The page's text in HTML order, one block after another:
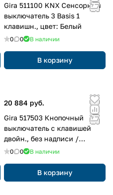
Gira 511100 KNX Сенсорный
выключатель 3 Basis 1
клавишн., цвет: Белый
0 0 В наличии
В корзину
20 884 руб.
Gira 517503 Кнопочный
выключатель с клавишей
двойн., без надписи /
символы стрелки для Gira
0 0 В наличии
В корзину